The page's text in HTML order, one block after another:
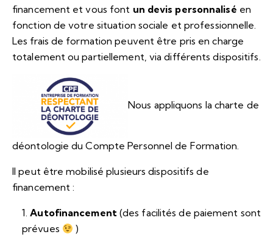
financement et vous font un devis personnalisé en
fonction de votre situation sociale et professionnelle.
Les frais de formation peuvent être pris en charge
totalement ou partiellement, via différents dispositifs.
Nous appliquons la charte de
déontologie du Compte Personnel de Formation.
Il peut être mobilisé plusieurs dispositifs de
financement :
Autofinancement(des facilités de paiement sont
prévues
)